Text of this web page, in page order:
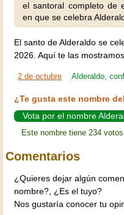
el santoral completo de
en que se celebra
El santo de Alderaldo se
2026. Aquí te las
2 de octubre Alderaldo,
¿Te gusta este nombre
Vota por el nombre
Este nombre tiene 234 votos
Comentarios
¿Quieres dejar algún
nombre?, ¿Es el tuyo?
Nos gustaría conocer tu